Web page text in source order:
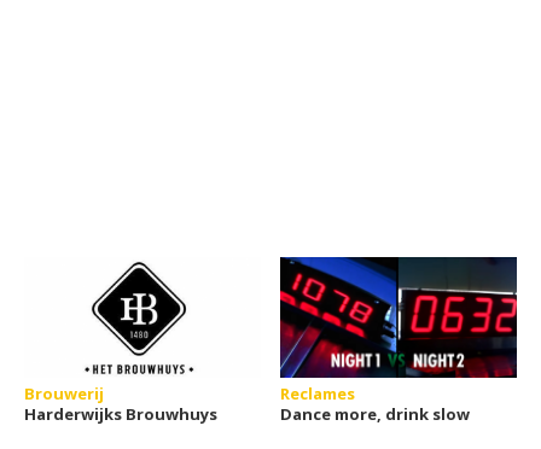
Brouwerij
Harderwijks Brouwhuys
Reclames
Dance more, drink slow